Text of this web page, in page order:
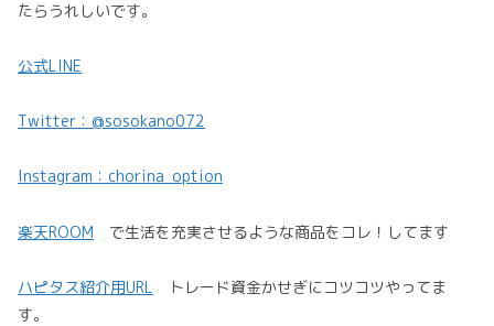
たらうれしいです。
公式LINE
Twitter：@sosokano072
Instagram：chorina_option
楽天ROOM で生活を充実させるような商品をコレ！してます
ハピタス紹介用URL トレード資金かせぎにコツコツやってま
す。